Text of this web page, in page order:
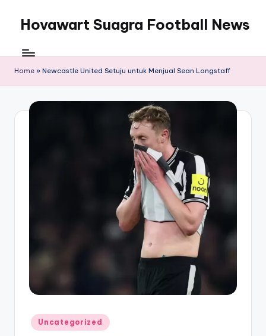
content
Hovawart Suagra Football News
Suagra
Football
News
berita
Home » Newcastle United Setuju untuk Menjual Sean Longstaff
Posted
in
Uncategorized